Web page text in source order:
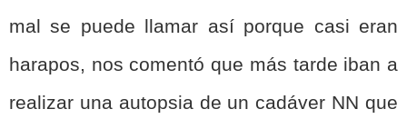
mal se puede llamar así porque casi eran
harapos, nos comentó que más tarde iban a
realizar una autopsia de un cadáver NN que